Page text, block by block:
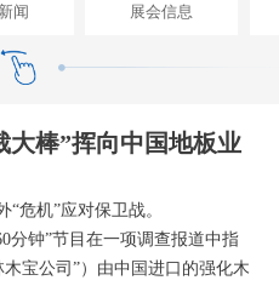
闻 展会信息
大棒”挥向中国地板业
危机”应对保卫战。
分钟”节目在一项调查报道中指
宝公司”）由中国进口的强化木